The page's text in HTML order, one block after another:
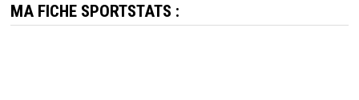
MA FICHE SPORTSTATS :